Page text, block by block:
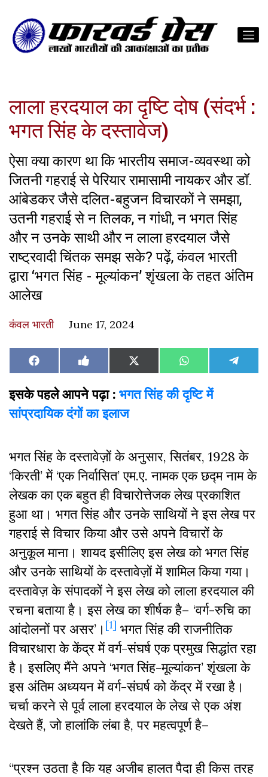
लाला हरदयाल का दृष्टि दोष (संदर्भ :
भगत सिंह के दस्तावेज)
ऐसा क्या कारण था कि भारतीय समाज-व्यवस्था को
जितनी गहराई से पेरियार रामासामी नायकर और डॉ.
आंबेडकर जैसे दलित-बहुजन विचारकों ने समझा,
उतनी गहराई से न तिलक, न गांधी, न भगत सिंह
और न उनके साथी और न लाला हरदयाल जैसे
राष्ट्रवादी चिंतक समझ सके? पढ़ें, कंवल भारती
द्वारा ‘भगत सिंह - मूल्यांकन’ शृंखला के तहत अंतिम
आलेख
कंवल भारती June 17, 2024
Share
on
Facebook Share
on
Like
on
Share
on
X
(Twitter)
Share
on
WhatsAppShare
on
इसके पहले आपने पढ़ा: भगत सिंह की दृष्टि में
सांप्रदायिक दंगों का इलाज
भगत सिंह के दस्तावेज़ों के अनुसार, सितंबर, 1928 के
‘किरती’ में ‘एक निर्वासित’ एम.ए. नामक एक छद्म नाम के
लेखक का एक बहुत ही विचारोत्तेजक लेख प्रकाशित
हुआ था। भगत सिंह और उनके साथियों ने इस लेख पर
गहराई से विचार किया और उसे अपने विचारों के
अनुकूल माना। शायद इसीलिए इस लेख को भगत सिंह
और उनके साथियों के दस्तावेज़ों में शामिल किया गया।
दस्तावेज़ के संपादकों ने इस लेख को लाला हरदयाल की
रचना बताया है। इस लेख का शीर्षक है– ‘वर्ग-रुचि का
आंदोलनों पर असर’। [1] भगत सिंह की राजनीतिक
विचारधारा के केंद्र में वर्ग-संघर्ष एक प्रमुख सिद्धांत रहा
है। इसलिए मैंने अपने ‘भगत सिंह-मूल्यांकन’ शृंखला के
इस अंतिम अध्ययन में वर्ग-संघर्ष को केंद्र में रखा है।
चर्चा करने से पूर्व लाला हरदयाल के लेख से एक अंश
देखते हैं, जो हालांकि लंबा है, पर महत्वपूर्ण है–
“प्रश्न उठता है कि यह अजीब हालत पैदा ही किस तरह